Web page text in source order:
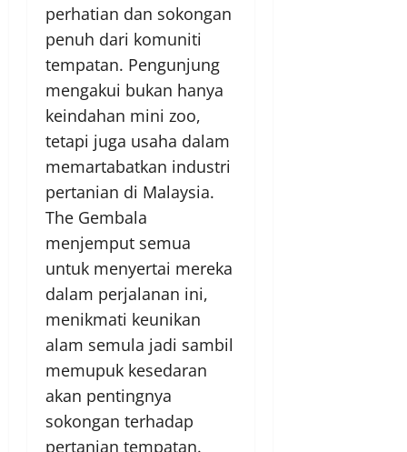
perhatian dan sokongan
penuh dari komuniti
tempatan. Pengunjung
mengakui bukan hanya
keindahan mini zoo,
tetapi juga usaha dalam
memartabatkan industri
pertanian di Malaysia.
The Gembala
menjemput semua
untuk menyertai mereka
dalam perjalanan ini,
menikmati keunikan
alam semula jadi sambil
memupuk kesedaran
akan pentingnya
sokongan terhadap
pertanian tempatan.